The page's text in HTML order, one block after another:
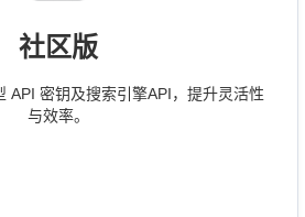
社区版
API 密钥及搜索引擎API，提升灵活性
与效率。